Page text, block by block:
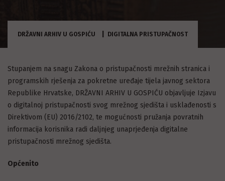
DRŽAVNI ARHIV U GOSPIĆU DIGITALNA PRISTUPAČNOST
Stupanjem na snagu Zakona o pristupačnosti mrežnih stranica i
programskih rješenja za pokretne uređaje tijela javnog sektora
Republike Hrvatske, DRŽAVNI ARHIV U GOSPIĆU objavljuje Izjavu
o digitalnoj pristupačnosti svog mrežnog sjedišta i usklađenosti s
Direktivom (EU) 2016/2102, te mogućnosti pružanja povratnih
informacija korisnika radi daljnjeg unaprjeđenja digitalne
pristupačnosti mrežnog sjedišta.
Općenito